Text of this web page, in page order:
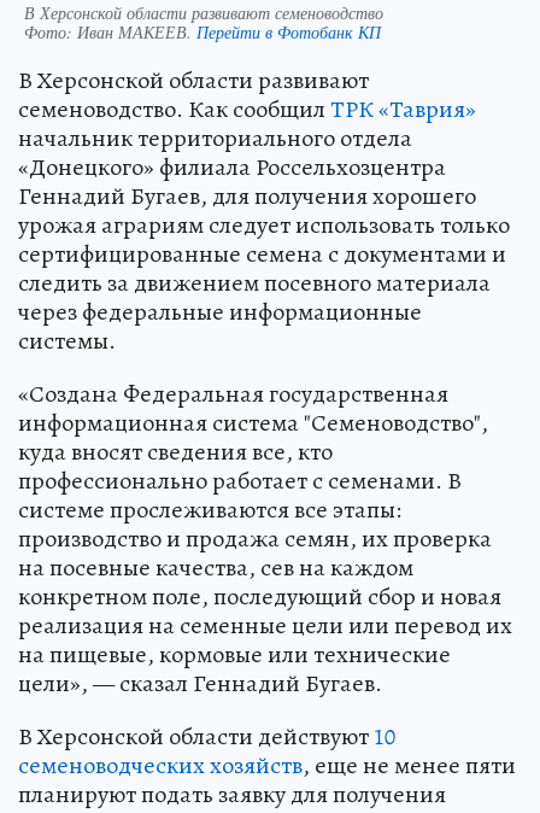
В Херсонской области развивают семеноводство
Фото: Иван МАКЕЕВ. Перейти в Фотобанк КП
В Херсонской области развивают
семеноводство. Как сообщилТРК «Таврия»
начальник территориального отдела
«Донецкого» филиала Россельхозцентра
Геннадий Бугаев, для получения хорошего
урожая аграриям следует использовать только
сертифицированные семена с документами и
следить за движением посевного материала
через федеральные информационные
системы.
«Создана Федеральная государственная
информационная система "Семеноводство",
куда вносят сведения все, кто
профессионально работает с семенами. В
системе прослеживаются все этапы:
производство и продажа семян, их проверка
на посевные качества, сев на каждом
конкретном поле, последующий сбор и новая
реализация на семенные цели или перевод их
на пищевые, кормовые или технические
цели», — сказал Геннадий Бугаев.
В Херсонской области действуют10
семеноводческих хозяйств, еще не менее пяти
планируют подать заявку для получения